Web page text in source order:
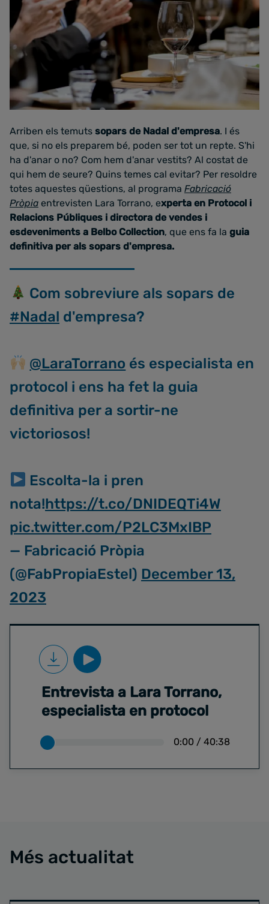
Arriben els temuts sopars de Nadal d'empresa. I és
que, si no els preparem bé, poden ser tot un repte. S'hi
ha d'anar o no? Com hem d'anar vestits? Al costat de
qui hem de seure? Quins temes cal evitar? Per resoldre
totes aquestes qüestions, al programa Fabricació
Pròpia entrevisten Lara Torrano, experta en Protocol i
Relacions Públiques i directora de vendes i
esdeveniments a Belbo Collection, que ens fa la guia
definitiva per als sopars d'empresa.
Com sobreviure als sopars de
#Nadal d'empresa?
@LaraTorrano és especialista en
protocol i ens ha fet la guia
definitiva per a sortir-ne
victoriosos!
Escolta-la i pren
nota!https://t.co/DNIDEQTi4W
pic.twitter.com/P2LC3MxIBP
— Fabricació Pròpia
(@FabPropiaEstel) December 13,
2023
Entrevista a Lara Torrano,
especialista en protocol
0:00 / 40:38
Més actualitat